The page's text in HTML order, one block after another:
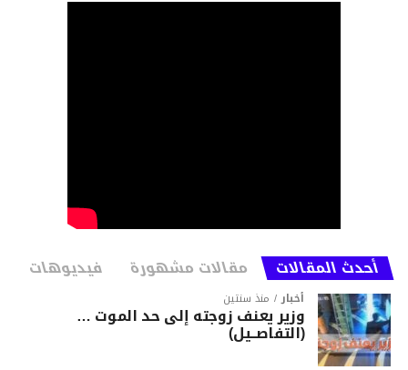
أحدث المقالات مقالات مشهورة فيديوهات
أخبار منذ سنتين
وزير يعنف زوجته إلى حد الموت …
(التفاصــيل)